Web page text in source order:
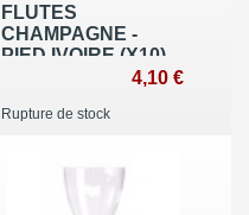
FLUTES
CHAMPAGNE -
PIED IVOIRE (X10)
4,10 €
Rupture de stock